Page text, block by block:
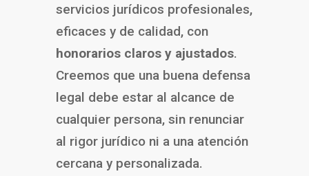
servicios jurídicos profesionales,
eficaces y de calidad, con
honorarios claros y ajustados.
Creemos que una buena defensa
legal debe estar al alcance de
cualquier persona, sin renunciar
al rigor jurídico ni a una atención
cercana y personalizada.